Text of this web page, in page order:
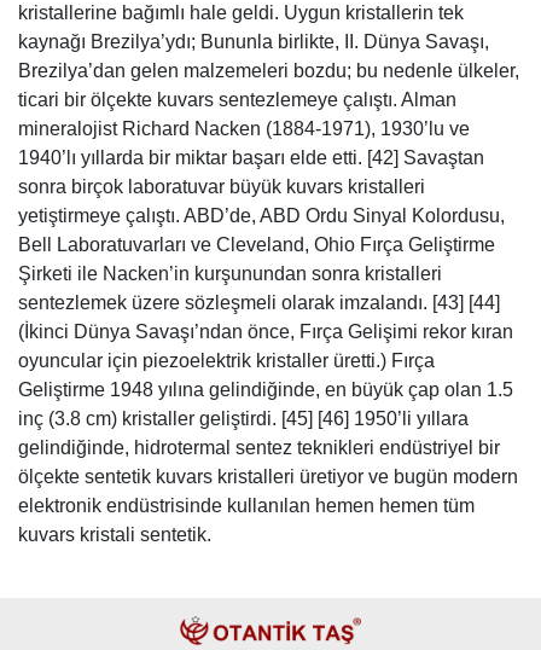
kristallerine bağımlı hale geldi. Uygun kristallerin tek
kaynağı Brezilya’ydı; Bununla birlikte, II. Dünya Savaşı,
Brezilya’dan gelen malzemeleri bozdu; bu nedenle ülkeler,
ticari bir ölçekte kuvars sentezlemeye çalıştı. Alman
mineralojist Richard Nacken (1884-1971), 1930’lu ve
1940’lı yıllarda bir miktar başarı elde etti. [42] Savaştan
sonra birçok laboratuvar büyük kuvars kristalleri
yetiştirmeye çalıştı. ABD’de, ABD Ordu Sinyal Kolordusu,
Bell Laboratuvarları ve Cleveland, Ohio Fırça Geliştirme
Şirketi ile Nacken’in kurşunundan sonra kristalleri
sentezlemek üzere sözleşmeli olarak imzalandı. [43] [44]
(İkinci Dünya Savaşı’ndan önce, Fırça Gelişimi rekor kıran
oyuncular için piezoelektrik kristaller üretti.) Fırça
Geliştirme 1948 yılına gelindiğinde, en büyük çap olan 1.5
inç (3.8 cm) kristaller geliştirdi. [45] [46] 1950’li yıllara
gelindiğinde, hidrotermal sentez teknikleri endüstriyel bir
ölçekte sentetik kuvars kristalleri üretiyor ve bugün modern
elektronik endüstrisinde kullanılan hemen hemen tüm
kuvars kristali sentetik.